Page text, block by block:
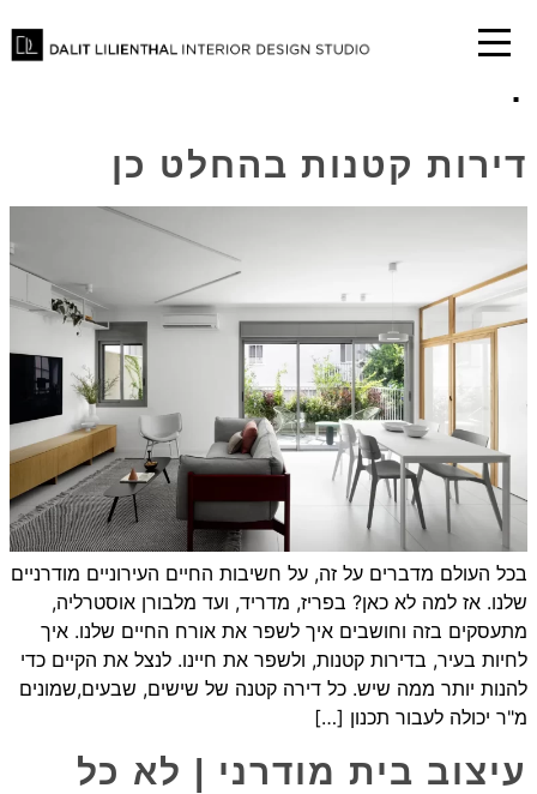
דירות קטנות בהחלט כן
בכל העולם מדברים על זה, על חשיבות החיים העירוניים מודרניים
שלנו. אז למה לא כאן? בפריז, מדריד, ועד מלבורן אוסטרליה,
מתעסקים בזה וחושבים איך לשפר את אורח החיים שלנו. איך
לחיות בעיר, בדירות קטנות, ולשפר את חיינו. לנצל את הקיים כדי
להנות יותר ממה שיש. כל דירה קטנה של שישים, שבעים,שמונים
מ"ר יכולה לעבור תכנון […]
עיצוב בית מודרני | לא כל